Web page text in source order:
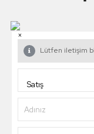
×
Lütfen iletişim
Adınız